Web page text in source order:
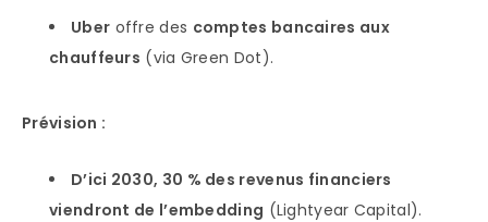
Uber offre des comptes bancaires aux
chauffeurs (via Green Dot).
Prévision :
D’ici 2030, 30 % des revenus financiers
viendront de l’embedding (Lightyear Capital).